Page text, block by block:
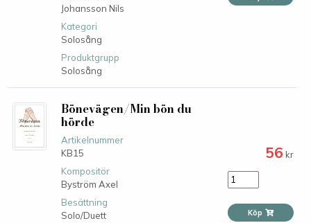
Johansson Nils
Kategori
Solosång
Produktgrupp
Solosång
Bönevägen/Min bön du
hörde
Artikelnummer
KB15
Kompositör
Byström Axel
Besättning
Solo/Duett
56 kr
Köp